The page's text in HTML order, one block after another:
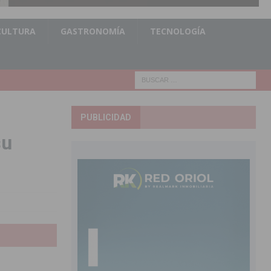
GASTRONOMÍA TECNOLOGÍA
PUBLICIDAD